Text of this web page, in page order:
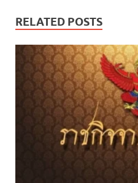
RELATED POSTS